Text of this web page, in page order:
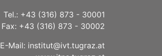
Tel.: +43 (316) 873 - 30001
Fax: +43 (316) 873 - 30002
E-Mail: institut@ivt.tugraz.at